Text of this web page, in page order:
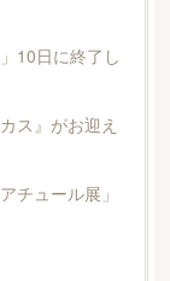
10日に終了し
ス』がお迎え
チュール展」